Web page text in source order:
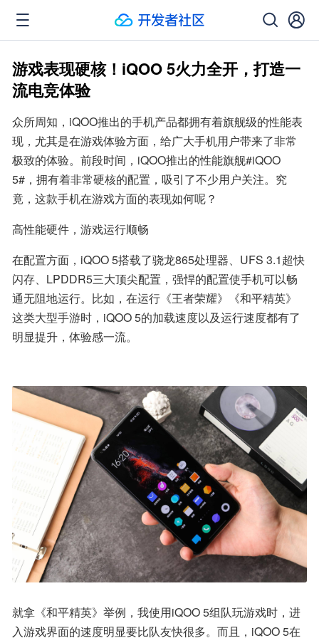
游戏表现硬核！iQOO 5火力全开，打造一
流电竞体验
众所周知，iQOO推出的手机产品都拥有着旗舰级的性能表
现，尤其是在游戏体验方面，给广大手机用户带来了非常
极致的体验。前段时间，iQOO推出的性能旗舰#iQOO
5#，拥有着非常硬核的配置，吸引了不少用户关注。究
竟，这款手机在游戏方面的表现如何呢？
高性能硬件，游戏运行顺畅
在配置方面，iQOO 5搭载了骁龙865处理器、UFS 3.1超快
闪存、LPDDR5三大顶尖配置，强悍的配置使手机可以畅
通无阻地运行。比如，在运行《王者荣耀》《和平精英》
这类大型手游时，iQOO 5的加载速度以及运行速度都有了
明显提升，体验感一流。
就拿《和平精英》举例，我使用iQOO 5组队玩游戏时，进
入游戏界面的速度明显要比队友快很多。而且，iQOO 5在